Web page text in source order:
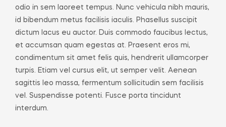
odio in sem laoreet tempus. Nunc vehicula nibh mauris,
id bibendum metus facilisis iaculis. Phasellus suscipit
dictum lacus eu auctor. Duis commodo faucibus lectus,
et accumsan quam egestas at. Praesent eros mi,
condimentum sit amet felis quis, hendrerit ullamcorper
turpis. Etiam vel cursus elit, ut semper velit. Aenean
sagittis leo massa, fermentum sollicitudin sem facilisis
vel. Suspendisse potenti. Fusce porta tincidunt
interdum.